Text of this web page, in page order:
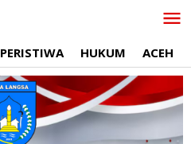
PERISTIWA HUKUM ACEH